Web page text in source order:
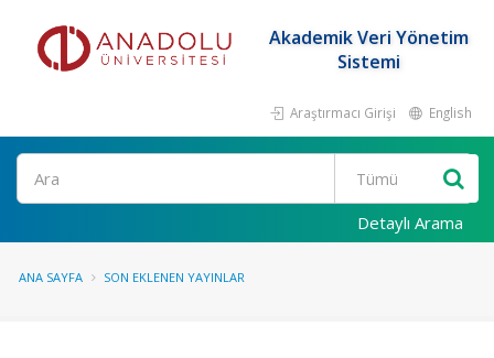
Akademik Veri Yönetim
Sistemi
Araştırmacı Girişi English
Ara
Detaylı Arama
ANA SAYFA SON EKLENEN YAYINLAR